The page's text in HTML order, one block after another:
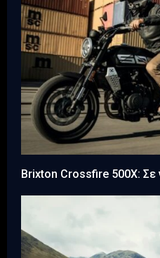
Brixton Crossfire 500X: Σε